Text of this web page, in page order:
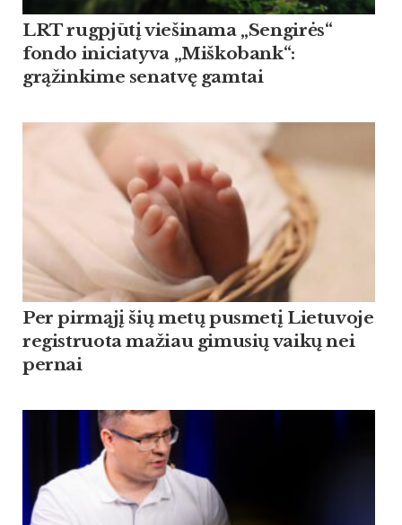
LRT rugpjūtį viešinama „Sengirės“
fondo iniciatyva „Miškobank“:
grąžinkime senatvę gamtai
Per pirmąjį šių metų pusmetį Lietuvoje
registruota mažiau gimusių vaikų nei
pernai